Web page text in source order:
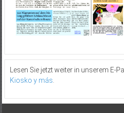
Lesen Sie jetzt weiter in unserem E-
Kiosko y más